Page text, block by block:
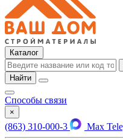
Каталог
Найти
Способы связи
×
(863) 310-000-3 Max